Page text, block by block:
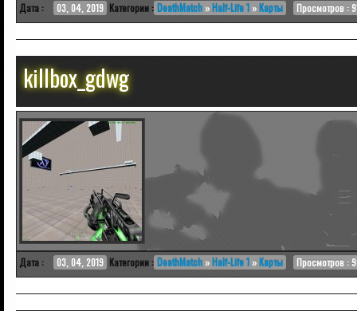
Дата : 03, 04, 2019 Категории : DeathMatch »Half-Life 1 »Карты Просмотров :
killbox_gdwg
Дата : 03, 04, 2019 Категории : DeathMatch »Half-Life 1 »Карты Просмотров :